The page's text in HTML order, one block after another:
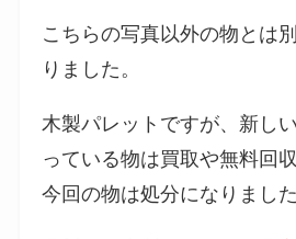
こちらの写真以外の物とは
りました。
木製パレットですが、新し
っている物は買取や無料回
今回の物は処分になりました